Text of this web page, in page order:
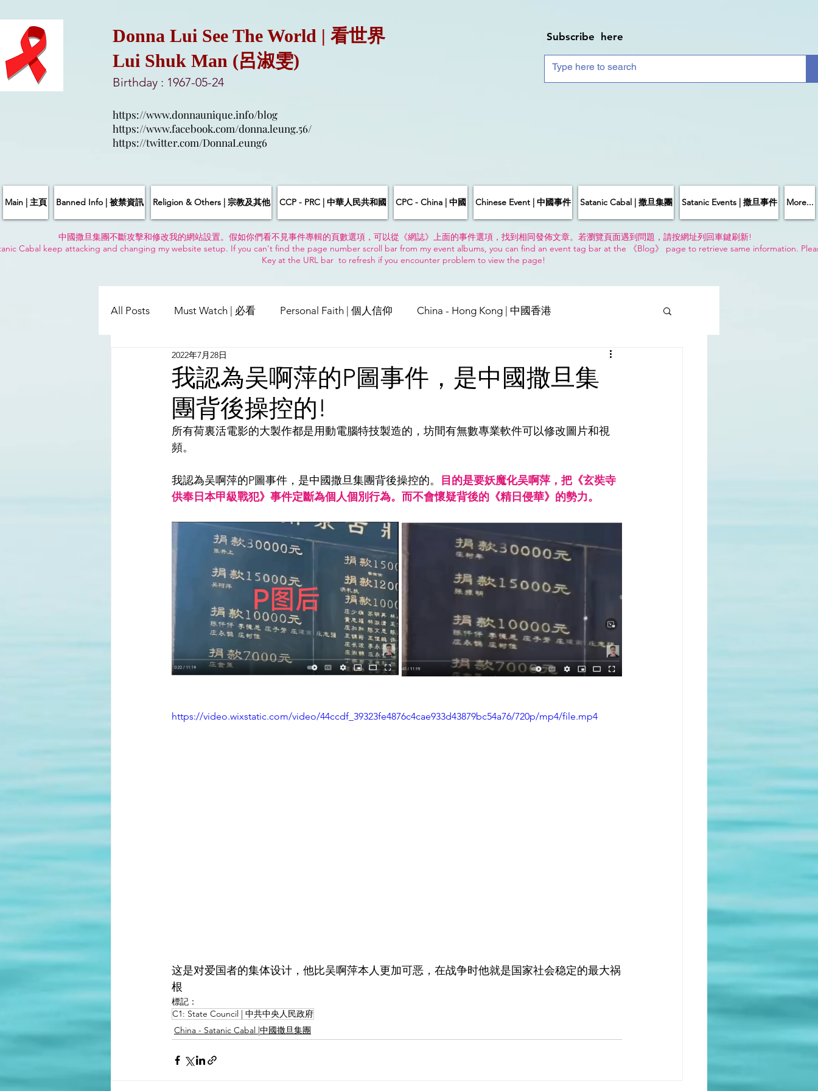
Donna Lui See The World | 看世界
Lui Shuk Man (呂淑雯)
Birthday : 1967-05-24
https://www.donnaunique.info/blog
https://www.facebook.com/donna.leung.56/
https://twitter.com/DonnaLeung6
Subscribe here
Main | 主頁 Banned Info | 被禁資訊 Religion & Others | 宗教及其他 CCP - PRC | 中華人民共和國 CPC - China | 中國 Chinese Event | 中國事件 Satanic Cabal | 撒旦集團 Satanic Events | 撒旦事件 More...
中國撒旦集團不斷攻擊和修改我的網站設置。假如你們看不見事件專輯的頁數選項，可以從《網誌》上面的事件選項，找到相同發佈文章。若瀏覽頁面遇到問題，請按網址列回車鍵刷新!
Cabal keep attacking and changing my website setup. If you can't find the page number scroll bar from my event albums, you can find an event tag bar at the 《Blog》 page to retrieve same information.
Key at the URL bar to refresh if you encounter problem to view the page!
All Posts Must Watch | 必看 Personal Faith | 個人信仰 China - Hong Kong | 中國香港
China - Taiwan | 中國臺灣
Satanic Cabals | 撒旦集團 USA | 美國
Religion | 宗教
我認為吴啊萍的P圖事件，是中國撒旦集
團背後操控的!
2022年7月28日
所有荷裏活電影的大製作都是用動電腦特技製造的，坊間有無數專業軟件可以修改圖片和視
頻。
我認為吴啊萍的P圖事件，是中國撒旦集團背後操控的。
目的是要妖魔化吴啊萍，把《玄奘寺
供奉日本甲級戰犯》事件定斷為個人個別行為。而不會懷疑背後的《精日侵華》的勢力。
https://video.wixstatic.com/video/44ccdf_39323fe4876c4cae933d43879bc54a76/720p/mp4/file.mp4
这是对爱国者的集体设计，他比吴啊萍本人更加可恶，在战争时他就是国家社会稳定的最大祸
根
標記：
C1: State Council | 中共中央人民政府
China - Satanic Cabal |中國撒旦集團